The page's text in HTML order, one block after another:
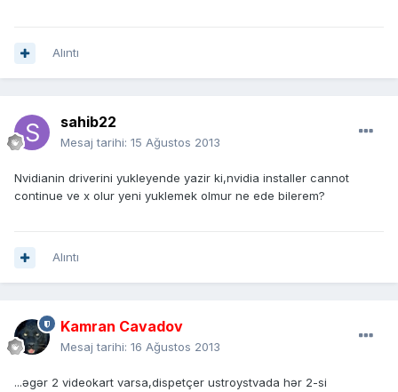
Alıntı
sahib22
Mesaj tarihi: 15 Ağustos 2013
Nvidianin driverini yukleyende yazir ki,nvidia installer cannot
continue ve x olur yeni yuklemek olmur ne ede bilerem?
Alıntı
Kamran Cavadov
Mesaj tarihi: 16 Ağustos 2013
...əgər 2 videokart varsa,dispetçer ustroystvada hər 2-si